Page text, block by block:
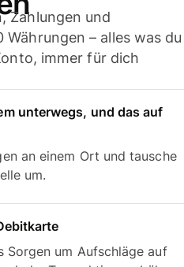
Zahlungen und
– alles was du
immer für dich
unterwegs, und das auf
an einem Ort und tausche
um.
Sorgen um Aufschläge auf